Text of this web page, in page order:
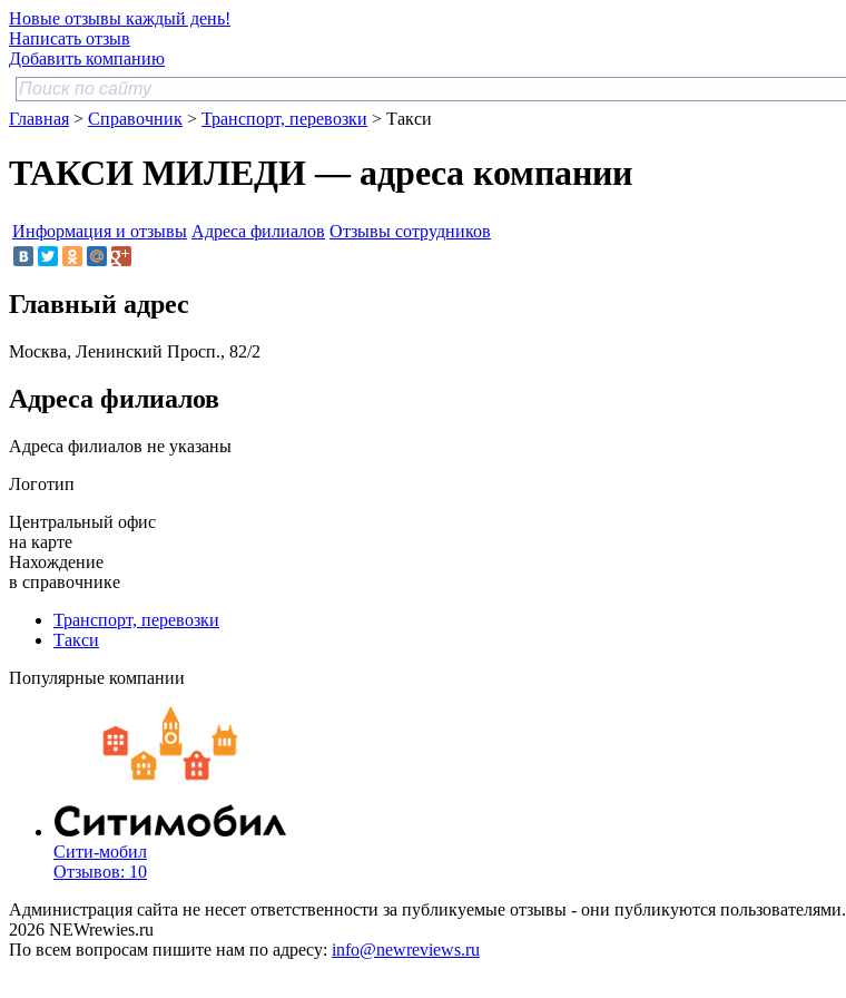
Новые отзывы каждый день!
Написать отзыв
Добавить компанию
Главная > Справочник > Транспорт, перевозки > Такси
ТАКСИ МИЛЕДИ — адреса компании
Информация и отзывы Адреса филиалов Отзывы сотрудников
Главный адрес
Москва, Ленинский Просп., 82/2
Адреса филиалов
Адреса филиалов не указаны
Логотип
Центральный офис
на карте
Нахождение
в справочнике
Транспорт, перевозки
Такси
Популярные компании
Сити-мобил
Отзывов: 10
Администрация сайта не несет ответственности за публикуемые отзывы - они публикуются пользователями.
2026 NEWrewies.ru
По всем вопросам пишите нам по адресу: info@newreviews.ru